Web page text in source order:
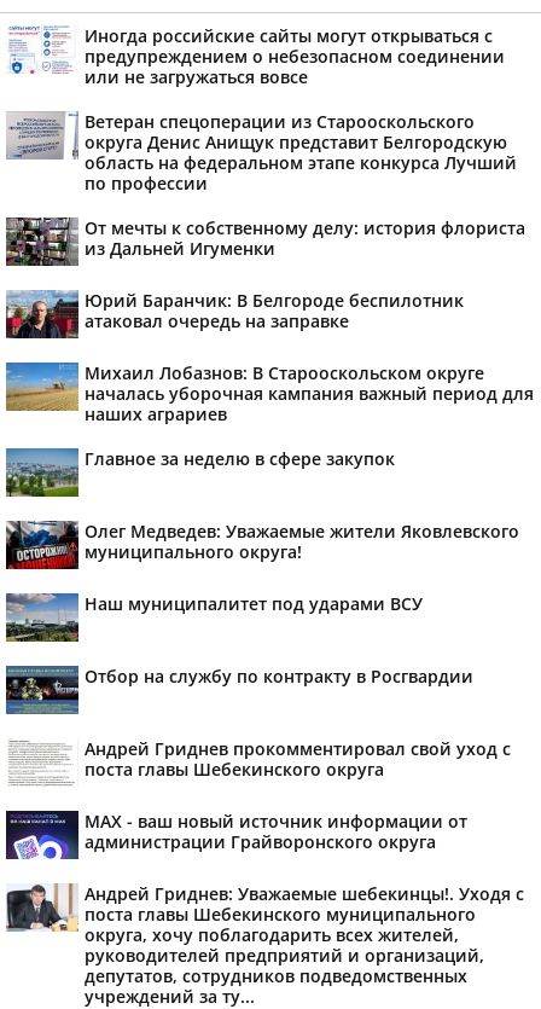
Иногда российские сайты могут открываться с
предупреждением о небезопасном соединении
или не загружаться вовсе
Ветеран спецоперации из Старооскольского
округа Денис Анищук представит Белгородскую
область на федеральном этапе конкурса Лучший
по профессии
От мечты к собственному делу: история флориста
из Дальней Игуменки
Юрий Баранчик: В Белгороде беспилотник
атаковал очередь на заправке
Михаил Лобазнов: В Старооскольском округе
началась уборочная кампания важный период для
наших аграриев
Главное за неделю в сфере закупок
Олег Медведев: Уважаемые жители Яковлевского
муниципального округа!
Наш муниципалитет под ударами ВСУ
Отбор на службу по контракту в Росгвардии
Андрей Гриднев прокомментировал свой уход с
поста главы Шебекинского округа
MAX - ваш новый источник информации от
администрации Грайворонского округа
Андрей Гриднев: Уважаемые шебекинцы!. Уходя с
поста главы Шебекинского муниципального
округа, хочу поблагодарить всех жителей,
руководителей предприятий и организаций,
депутатов, сотрудников подведомственных
учреждений за ту...